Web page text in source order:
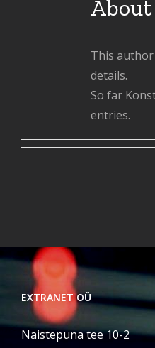
About
This
details.
So far
entries.
EXTRANET OÜ
Naistepuna tee 10-2